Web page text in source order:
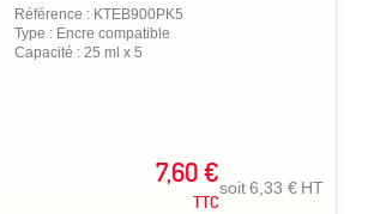
Référence : KTEB900PK5
Type : Encre compatible
Capacité : 25 ml x 5
7,60 €
TTC
soit6,33 € HT